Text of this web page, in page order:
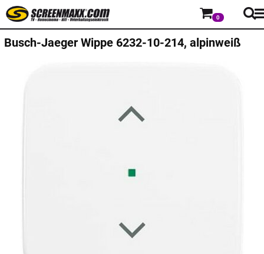
0
Busch-Jaeger Wippe 6232-10-214, alpinweiß